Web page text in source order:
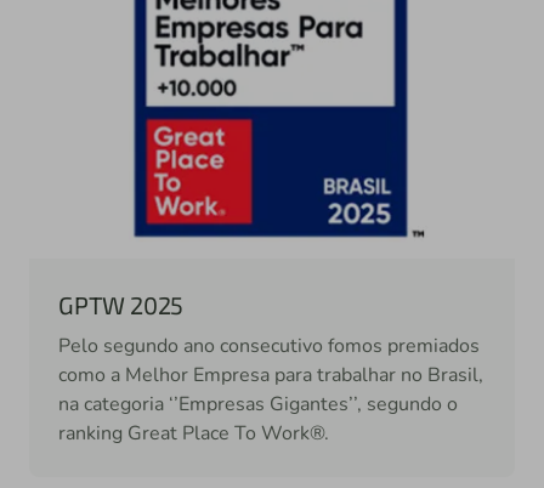
GPTW 2025
Pelo segundo ano consecutivo fomos premiados
como a Melhor Empresa para trabalhar no Brasil,
na categoria ‘’Empresas Gigantes’’, segundo o
ranking Great Place To Work®.